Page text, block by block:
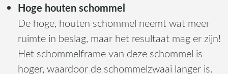
Hoge houten schommel
De hoge, houten schommel neemt wat meer
ruimte in beslag, maar het resultaat mag er zijn!
Het schommelframe van deze schommel is
hoger, waardoor de schommelzwaai langer is.